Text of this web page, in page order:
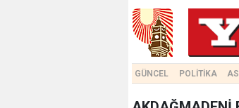
GÜNCEL POLİTİKA